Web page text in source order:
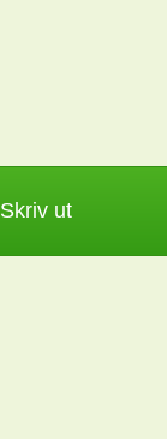
Skriv ut